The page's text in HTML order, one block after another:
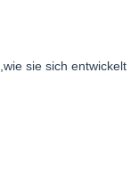
sie sich entwickelt